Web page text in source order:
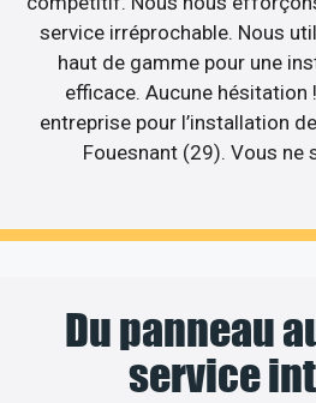
service irréprochable. Nous
haut de gamme pour une
efficace. Aucune hésitation
entreprise pour l’installation
Fouesnant (29). Vous ne
Du panneau
service